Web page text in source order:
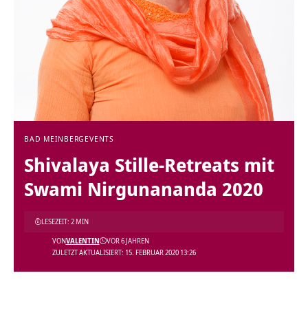
BAD MEINBERG EVENTS
Shivalaya Stille-Retreats mit
Swami Nirgunananda 2020
ZULETZT AKTUALISIERT: 15. FEBRUAR 2020 13:26
VONVALENTIN VOR 6 JAHREN
LESEZEIT: 2 MIN